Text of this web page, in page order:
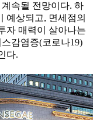
속될 전망이다. 하
예상되고, 면세점의
자 매력이 살아나는
감염증(코로나19)
다.